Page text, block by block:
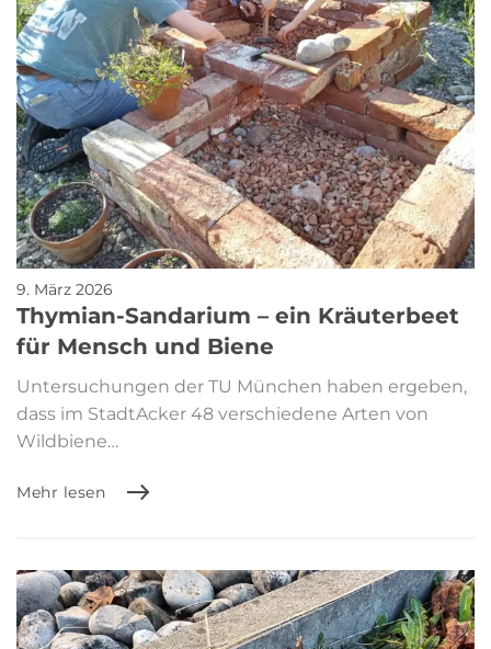
9. März 2026
Thymian-Sandarium – ein Kräuterbeet
für Mensch und Biene
Untersuchungen der TU München haben ergeben,
dass im StadtAcker 48 verschiedene Arten von
Wildbiene…
Mehr lesen